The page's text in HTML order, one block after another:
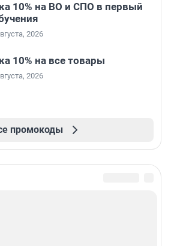
10% на ВО и СПО в первый
2026
10% на все товары
2026
промокоды